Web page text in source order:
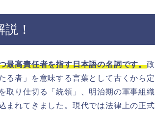
！
最高責任者を指す日本語の名詞です。政
る者」を意味する言葉として古くから定
取り仕切る「統領」、明治期の軍事組織
まれてきました。現代では法律上の正式